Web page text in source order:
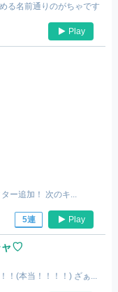
る名前通りのがちゃです
Play
ー追加！ 次のキ...
5連 Play
ャ♡
(本当！！！！) ざぁ...